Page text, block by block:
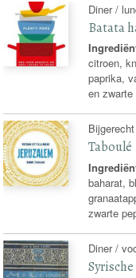
Diner /
Batata
citroen,
paprika,
en zwarte
Taboulé
baharat,
zwarte
Diner /